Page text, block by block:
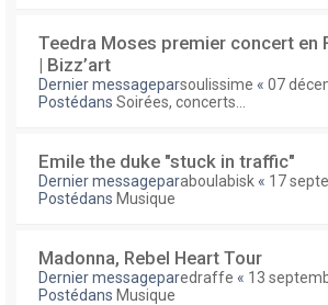
Teedra Moses premier concert en
| Bizz’art
Dernier messageparsoulissime « 07
Postédans Soirées, concerts...
Emile the duke "stuck in traffic"
Dernier messageparaboulabisk « 17
Postédans Musique
Madonna, Rebel Heart Tour
Dernier messageparedraffe « 13
Postédans Musique